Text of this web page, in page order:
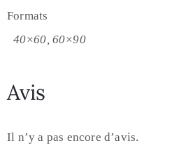
Formats
40×60, 60×90
Avis
Il n’y a pas encore d’avis.